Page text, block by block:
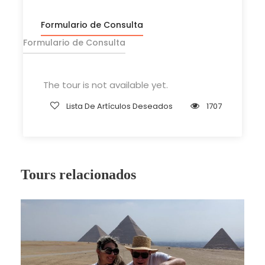
Formulario de Consulta
Formulario de Consulta
The tour is not available yet.
Lista De Artículos Deseados 1707
Asuán. El guía Fabulous Tours lo recogerá de su
hotel en Asuán en un automóvil privado con aire
Simbel. Disfrutará de la zona de Abu Simbel con
sus principales atracciones "El Gran Templo de
Ramsés II" y el Templo de la Reina Nefertari.
Tours relacionados